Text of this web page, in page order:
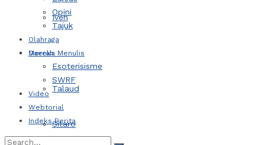
Iven
Daerah
Talaud
Sitaro
Opini
Tajuk
Olahraga
Mereka Menulis
Esoterisisme
SWRF
Video
Webtorial
Indeks Berita